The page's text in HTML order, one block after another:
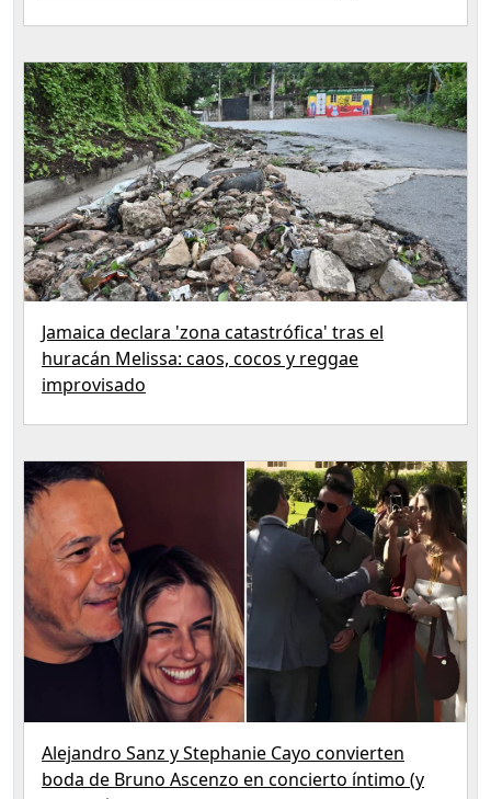
Jamaica declara 'zona catastrófica' tras el
huracán Melissa: caos, cocos y reggae
improvisado
Alejandro Sanz y Stephanie Cayo convierten
boda de Bruno Ascenzo en concierto íntimo (y